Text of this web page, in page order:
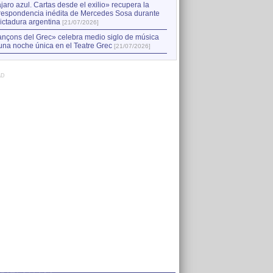
azul. Cartas desde el exilio» recupera la
inédita de Mercedes Sosa durante
argentina [21/07/2026]
del Grec» celebra medio siglo de música
noche única en el Teatre Grec [21/07/2026]